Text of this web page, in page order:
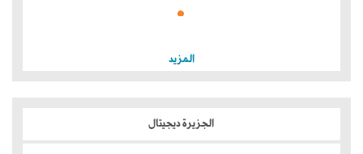
المزيد
الجزيرة ديجيتال